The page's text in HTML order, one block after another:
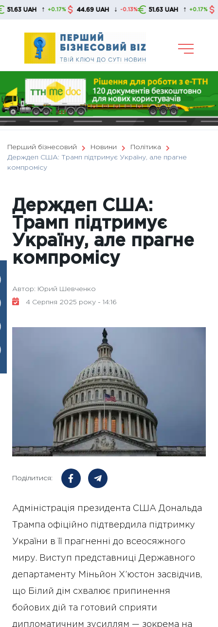
Skip
UAH ↑ +0.17% 44.69 UAH ↓ -0.13% 51.63 UAH ↑ +0.17% 44.69
Перший бізнесовий Новини
Політика
Держдеп США: Трамп підтримує Україну, але прагне
компромісу
Держдеп США:
Трамп підтримує
Україну, але прагне
компромісу
Автор: Юрий Шевченко
4 Серпня 2025 року - 14:16
Поділитися:
Адміністрація президента США Дональда
Трампа офіційно підтвердила підтримку
України в її прагненні до всеосяжного
миру. Виступ представниці Державного
департаменту Міньйон Х’юстон засвідчив,
що Білий дім схвалює припинення
бойових дій та готовий сприяти
дипломатичним зусиллям — зокрема на